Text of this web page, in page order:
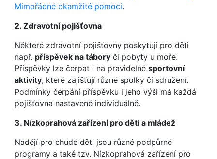
Mimořádné okamžité pomoci.
2. Zdravotní pojišťovna
Některé zdravotní pojišťovny poskytují pro děti
např. příspěvek na tábory či pobyty u moře.
Příspěvky lze čerpat i na pravidelné sportovní
aktivity, které zajišťují různé spolky či sdružení.
Podmínky čerpání příspěvku i jeho výši má každá
pojišťovna nastavené individuálně.
3. Nízkoprahová zařízení pro děti a mládež
Nadějí pro chudé děti jsou různé podpůrné
programy a také tzv. Nízkoprahová zařízení pro